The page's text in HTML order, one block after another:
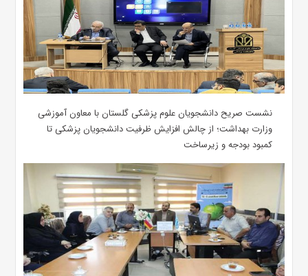
نشست صریح دانشجویان علوم پزشکی گلستان با معاون آموزشی
وزارت بهداشت؛ از چالش افزایش ظرفیت دانشجویان ‌پزشکی تا
کمبود بودجه و زیرساخت